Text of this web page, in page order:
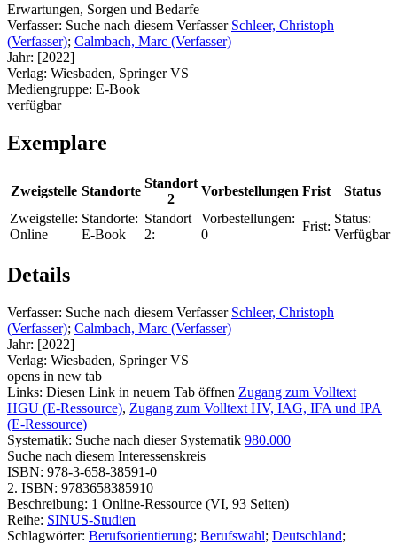
Erwartungen, Sorgen und Bedarfe
Verfasser: Suche nach diesem Verfasser Schleer, Christoph
(Verfasser); Calmbach, Marc (Verfasser)
Jahr: [2022]
Verlag: Wiesbaden, Springer VS
Mediengruppe: E-Book
verfügbar
Exemplare
Zweigstelle Standorte
Standort
2
Vorbestellungen Frist
Status
Zweigstelle:
Online
Standorte:
E-Book
Standort
2:
Vorbestellungen:
0
Frist:
Status:
Verfügbar
Details
Verfasser: Suche nach diesem Verfasser Schleer, Christoph
(Verfasser); Calmbach, Marc (Verfasser)
Jahr: [2022]
Verlag: Wiesbaden, Springer VS
opens in new tab
Links: Diesen Link in neuem Tab öffnen Zugang zum Volltext
HGU (E-Ressource), Zugang zum Volltext HV, IAG, IFA und IPA
(E-Ressource)
Systematik: Suche nach dieser Systematik 980.000
Suche nach diesem Interessenskreis
ISBN: 978-3-658-38591-0
2. ISBN: 9783658385910
Beschreibung: 1 Online-Ressource (VI, 93 Seiten)
Reihe: SINUS-Studien
Schlagwörter: Berufsorientierung; Berufswahl; Deutschland;